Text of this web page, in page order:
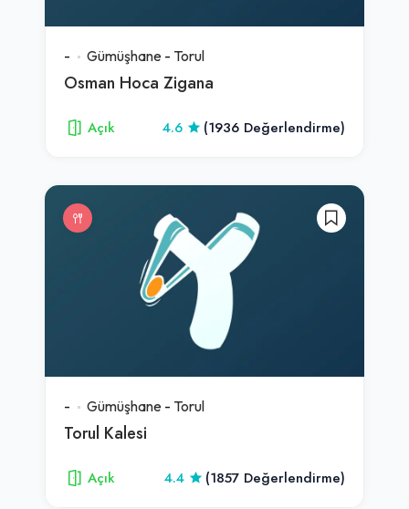
- Gümüşhane - Torul
Osman Hoca Zigana
Açık 4.6 (1936 Değerlendirme)
- Gümüşhane - Torul
Torul Kalesi
Açık 4.4 (1857 Değerlendirme)